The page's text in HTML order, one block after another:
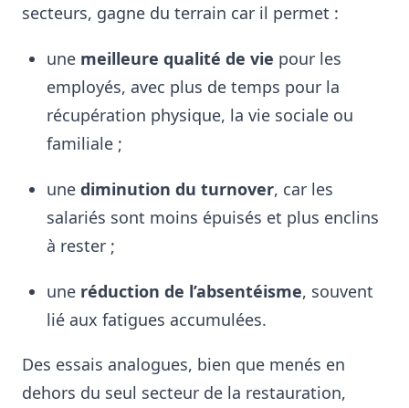
secteurs, gagne du terrain car il permet :
une meilleure qualité de vie pour les
employés, avec plus de temps pour la
récupération physique, la vie sociale ou
familiale ;
une diminution du turnover, car les
salariés sont moins épuisés et plus enclins
à rester ;
une réduction de l’absentéisme, souvent
lié aux fatigues accumulées.
Des essais analogues, bien que menés en
dehors du seul secteur de la restauration,